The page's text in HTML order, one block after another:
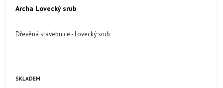
Archa Lovecký srub
Dřevěná stavebnice - Lovecký srub
SKLADEM